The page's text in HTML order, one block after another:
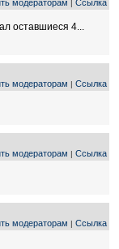
модераторам | Ссылка
оставшиеся 4...
модераторам | Ссылка
модераторам | Ссылка
модераторам | Ссылка